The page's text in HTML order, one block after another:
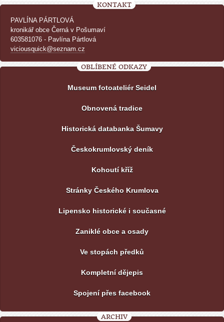
KONTAKT
PAVLÍNA PÁRTLOVÁ
kronikář obce Černá v Pošumaví
603581076 - Pavlína Pártlová
viciousquick@seznam.cz
OBLÍBENÉ ODKAZY
Museum fotoateliér Seidel
Obnovená tradice
Historická databanka Šumavy
Českokrumlovský deník
Kohoutí kříž
Stránky Českého Krumlova
Lipensko historické i současné
Zaniklé obce a osady
Ve stopách předků
Kompletní dějepis
Spojení přes facebook
ARCHIV